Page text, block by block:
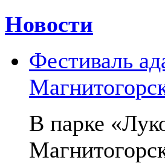
Новости
Фестиваль
В парке